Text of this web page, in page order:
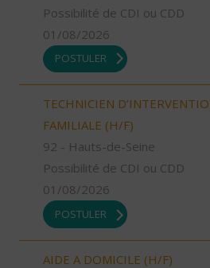
Possibilité de CDI ou CDD
01/08/2026
POSTULER
TECHNICIEN
FAMILIALE (H/F)
92 - Hauts-de-Seine
Possibilité de CDI ou CDD
01/08/2026
POSTULER
AIDE A DOMICILE (H/F)